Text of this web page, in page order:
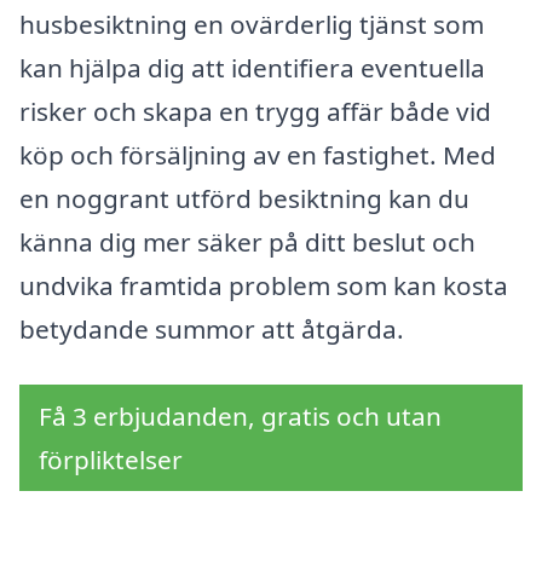
husbesiktning en ovärderlig tjänst som
kan hjälpa dig att identifiera eventuella
risker och skapa en trygg affär både vid
köp och försäljning av en fastighet. Med
en noggrant utförd besiktning kan du
känna dig mer säker på ditt beslut och
undvika framtida problem som kan kosta
betydande summor att åtgärda.
Få 3 erbjudanden, gratis och utan
förpliktelser